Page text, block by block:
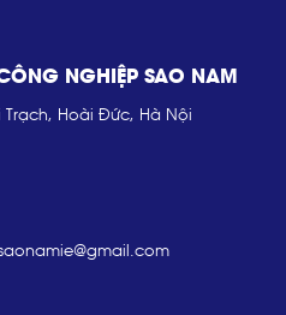
NGHIỆP SAO NAM
Hoài Đức, Hà Nội